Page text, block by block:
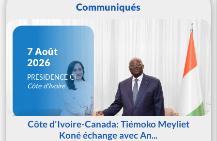
Communiqués
7 Août
2026
PRESIDENCE CI
Côte d'Ivoire
Côte d'Ivoire-Canada: Tiémoko Meyliet
Koné échange avec An...